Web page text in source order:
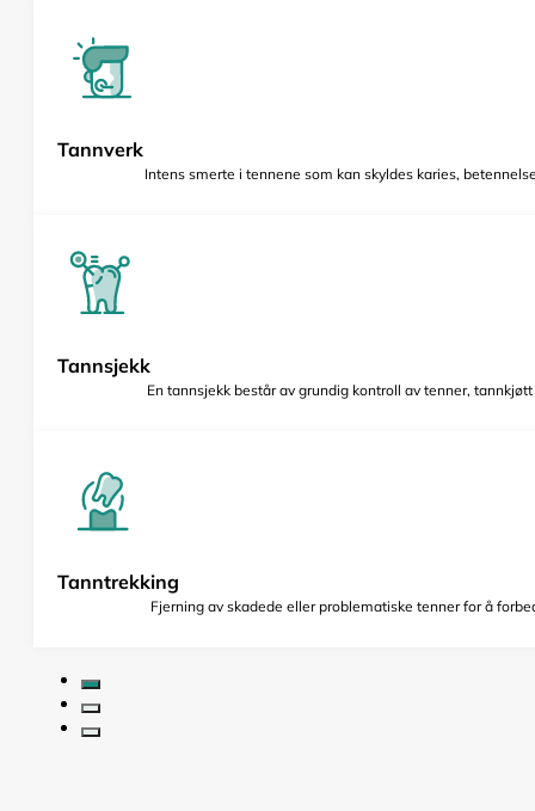
Tannverk
Intens smerte i tennene som kan skyldes karies,
Tannsjekk
En tannsjekk består av grundig kontroll av tenner,
Tanntrekking
Fjerning av skadede eller problematiske tenner for å